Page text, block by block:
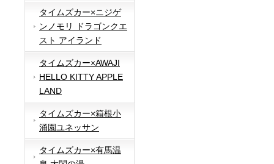
タイムズカー×ニジゲ
ンノモリ ドラゴンクエ
スト アイランド
タイムズカー×AWAJI
HELLO KITTY APPLE
LAND
タイムズカー×箱根小
涌園ユネッサン
タイムズカー×有馬温